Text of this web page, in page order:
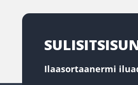
Ilaasortaanermi